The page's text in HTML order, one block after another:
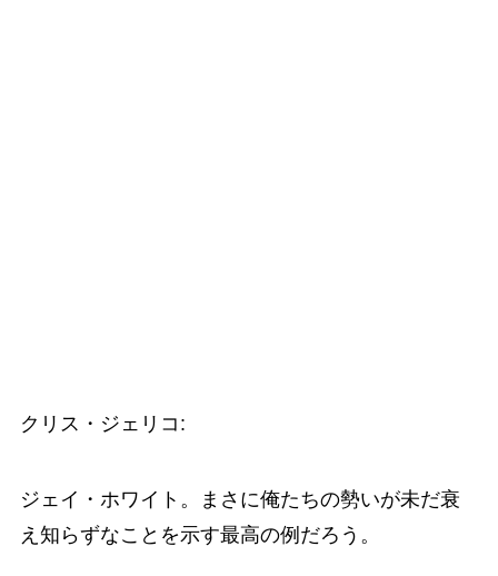
クリス・ジェリコ:
ジェイ・ホワイト。まさに俺たちの勢いが未だ衰
え知らずなことを示す最高の例だろう。